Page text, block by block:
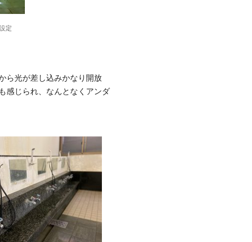
定
ら光が差し込みかなり開放
感じられ、なんとなくアンダ